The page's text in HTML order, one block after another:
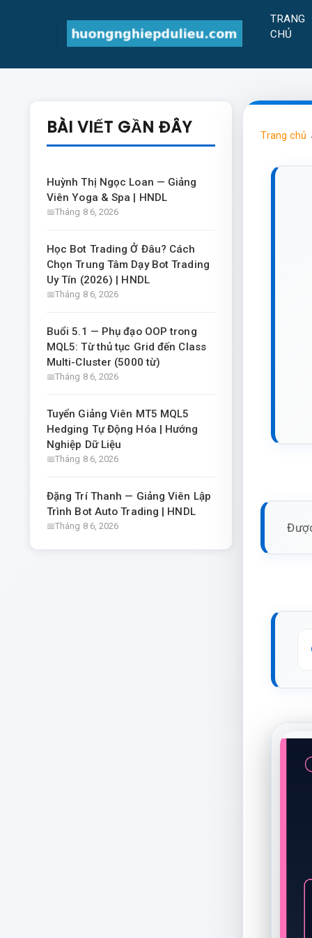
TRANG
CHỦ
BÀI VIẾT GẦN ĐÂY
Huỳnh Thị Ngọc Loan — Giảng
Viên Yoga & Spa | HNDL
Tháng 8 6, 2026
Học Bot Trading Ở Đâu? Cách
Chọn Trung Tâm Dạy Bot Trading
Uy Tín (2026) | HNDL
Tháng 8 6, 2026
Buổi 5.1 — Phụ đạo OOP trong
MQL5: Từ thủ tục Grid đến Class
Multi-Cluster (5000 từ)
Tháng 8 6, 2026
Tuyển Giảng Viên MT5 MQL5
Hedging Tự Động Hóa | Hướng
Nghiệp Dữ Liệu
Tháng 8 6, 2026
Đặng Trí Thanh — Giảng Viên Lập
Trình Bot Auto Trading | HNDL
Tháng 8 6, 2026
Trang chủ